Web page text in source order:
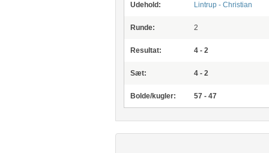
Udehold: Lintrup - Christian
Runde: 2
Resultat: 4 - 2
Sæt: 4 - 2
Bolde/kugler: 57 - 47